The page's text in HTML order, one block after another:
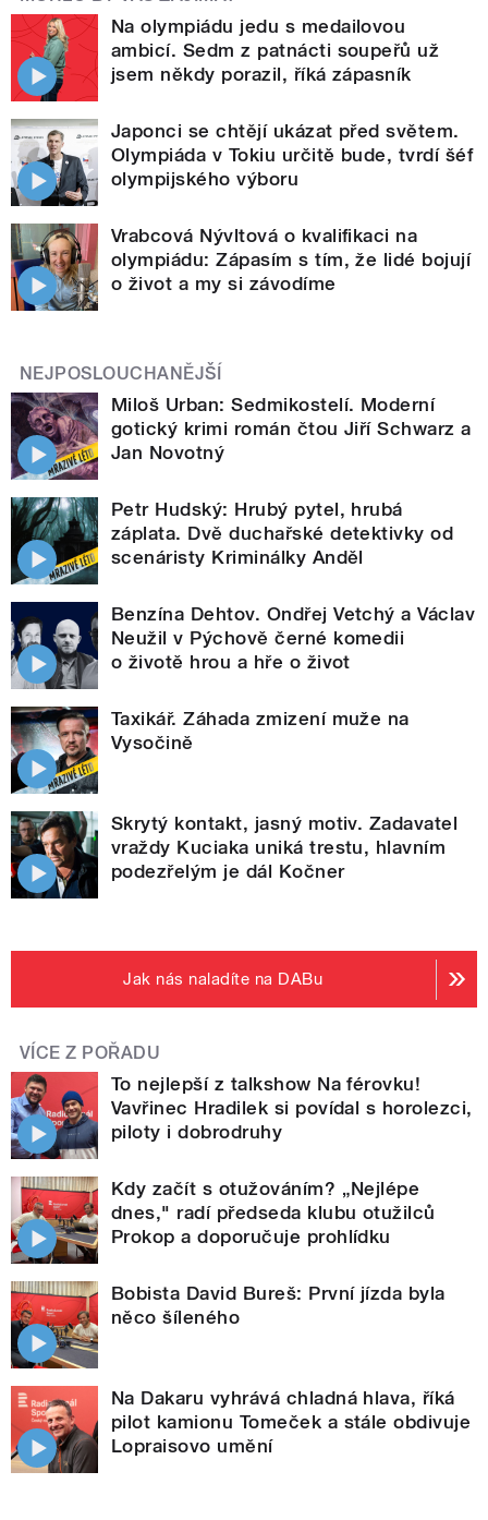
Na olympiádu jedu s medailovou
ambicí. Sedm z patnácti soupeřů už
jsem někdy porazil, říká zápasník
Japonci se chtějí ukázat před světem.
Olympiáda v Tokiu určitě bude, tvrdí šéf
olympijského výboru
Vrabcová Nývltová o kvalifikaci na
olympiádu: Zápasím s tím, že lidé bojují
o život a my si závodíme
NEJPOSLOUCHANĚJŠÍ
Miloš Urban: Sedmikostelí. Moderní
gotický krimi román čtou Jiří Schwarz a
Jan Novotný
Petr Hudský: Hrubý pytel, hrubá
záplata. Dvě duchařské detektivky od
scenáristy Kriminálky Anděl
Benzína Dehtov. Ondřej Vetchý a Václav
Neužil v Pýchově černé komedii
o životě hrou a hře o život
Taxikář. Záhada zmizení muže na
Vysočině
Skrytý kontakt, jasný motiv. Zadavatel
vraždy Kuciaka uniká trestu, hlavním
podezřelým je dál Kočner
Jak nás naladíte na DABu
VÍCE Z POŘADU
To nejlepší z talkshow Na férovku!
Vavřinec Hradilek si povídal s horolezci,
piloty i dobrodruhy
Kdy začít s otužováním? „Nejlépe
dnes," radí předseda klubu otužilců
Prokop a doporučuje prohlídku
Bobista David Bureš: První jízda byla
něco šíleného
Na Dakaru vyhrává chladná hlava, říká
pilot kamionu Tomeček a stále obdivuje
Lopraisovo umění